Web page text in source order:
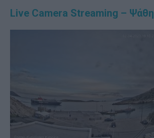
Live Camera Streaming – Ψάθη